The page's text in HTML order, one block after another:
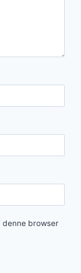
denne browser